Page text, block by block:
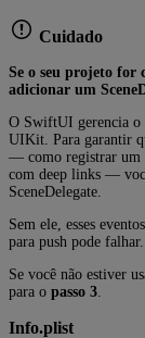
Cuidado
Se o seu projeto for
adicionar um
O SwiftUI gerencia o
UIKit. Para garantir
— como registrar um
com deep links —
SceneDelegate.
Sem ele, esses
para push pode falhar.
Se você não estiver
para o passo 3.
Info.plist